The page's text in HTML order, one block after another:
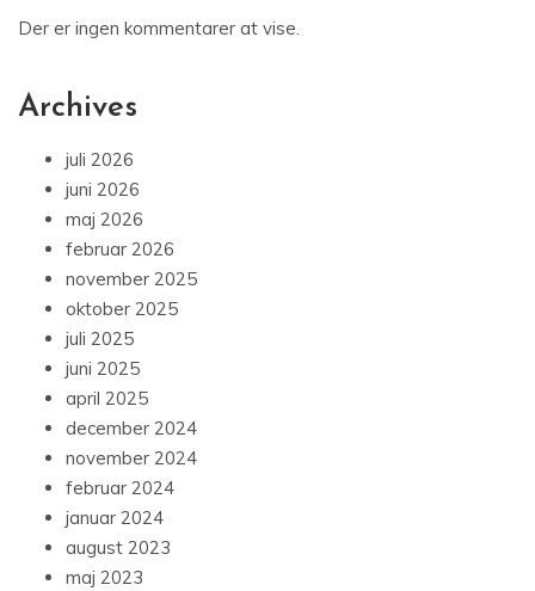
Der er ingen kommentarer at vise.
Archives
juli 2026
juni 2026
maj 2026
februar 2026
november 2025
oktober 2025
juli 2025
juni 2025
april 2025
december 2024
november 2024
februar 2024
januar 2024
august 2023
maj 2023